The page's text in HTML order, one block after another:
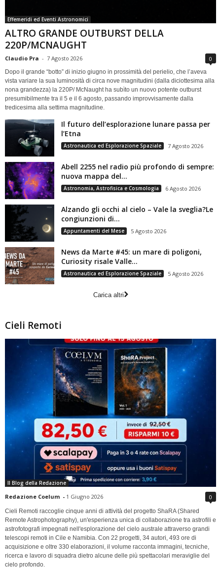
Effemeridi ed Eventi Astronomici
ALTRO GRANDE OUTBURST DELLA
220P/MCNAUGHT
Claudio Pra - 7 Agosto 2026 0
Dopo il grande “botto” di inizio giugno in prossimità del perielio, che l’aveva
vista variare la sua luminosità di circa nove magnitudini (dalla diciottesima alla
nona grandezza) la 220P/ McNaught ha subìto un nuovo potente outburst
presumibilmente tra il 5 e il 6 agosto, passando improvvisamente dalla
tredicesima alla settima magnitudine.
Il futuro dell’esplorazione lunare passa per
l’Etna
Astronautica ed Esplorazione Spaziale 7 Agosto 2026
Abell 2255 nel radio più profondo di sempre:
nuova mappa del...
Astronomia, Astrofisica e Cosmologia 6 Agosto 2026
Alzando gli occhi al cielo – Vale la sveglia?Le
congiunzioni di...
Appuntamenti del Mese 5 Agosto 2026
News da Marte #45: un mare di poligoni,
Curiosity risale Valle...
Astronautica ed Esplorazione Spaziale 5 Agosto 2026
Carica altri
Cieli Remoti
Il Blog della Redazione
Redazione Coelum - 1 Giugno 2026 0
Cieli Remoti raccoglie cinque anni di attività del progetto ShaRA (Shared
Remote Astrophotography), un'esperienza unica di collaborazione tra astrofili e
astrofotografi impegnati nell'esplorazione del cielo australe attraverso grandi
telescopi remoti in Cile e Namibia. Con 22 progetti, 34 autori, 493 ore di
acquisizione e oltre 330 elaborazioni, il volume racconta immagini, tecniche,
ricerca e lavoro di squadra dietro alcune delle più spettacolari meraviglie del
cielo profondo.